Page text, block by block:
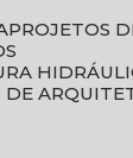
PROJETOS
DE